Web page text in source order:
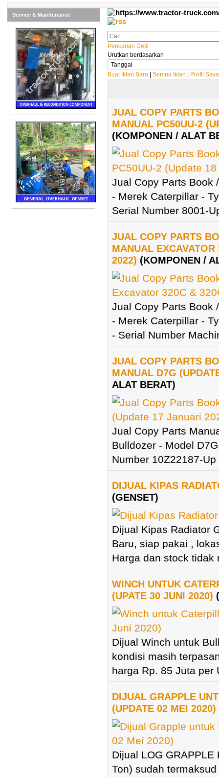
Pencarian Detil
Urutkan berdasarkan
Buat Iklan Baru Semua Iklan Profil Saya
JUAL COPY PARTS
MANUAL PC50UU-2
(KOMPONEN / ALAT
Jual Copy Parts Book
- Merek Caterpillar -
Serial Number 8001-
JUAL COPY PARTS
MANUAL
2022) (KOMPONEN /
Jual Copy Parts Book
- Merek Caterpillar -
- Serial Number
JUAL COPY PARTS
MANUAL D7G
ALAT BERAT)
Jual Copy Parts
Bulldozer - Model
Number 10Z22187-
DIJUAL KIPAS
(GENSET)
Dijual Kipas Radiator
Baru, siap pakai ,
Harga dan stock tidak
WINCH UNTUK
(UPATE 30 JUNI 2020)
Dijual Winch untuk
kondisi masih
harga Rp. 85 Juta per
DIJUAL GRAPPLE
(UPDATE 02 MEI 2020)
Dijual LOG
Ton) sudah
Service & Maintenance